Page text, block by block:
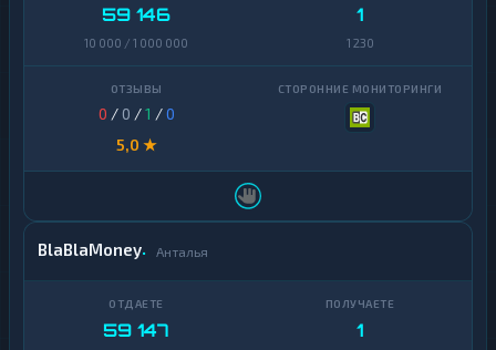
59 146
10 000 / 1 000 000
1
1 230
0 / 0 /1 /0
5,0 ★
BlaBlaMoney Анталья
59 147 1